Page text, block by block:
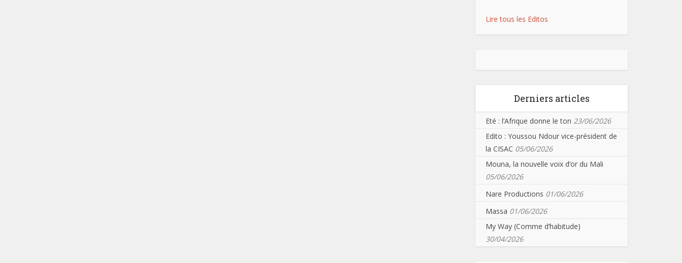
Lire tous les Editos
Derniers articles
Eté : l’Afrique donne le ton 23/06/2026
Edito : Youssou Ndour vice-président de
la CISAC 05/06/2026
Mouna, la nouvelle voix d’or du Mali
05/06/2026
Nare Productions 01/06/2026
Massa 01/06/2026
My Way (Comme d’habitude)
30/04/2026